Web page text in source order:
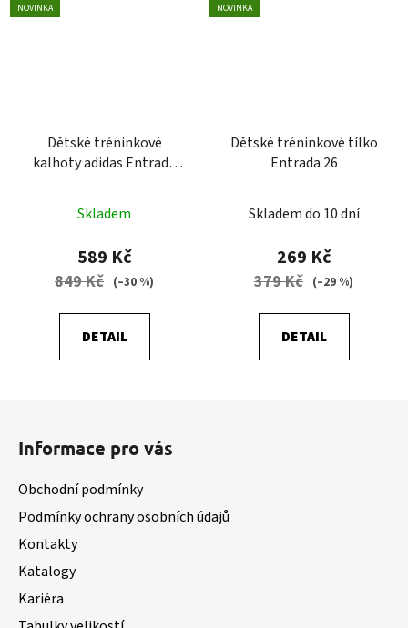
NOVINKA
Dětské tréninkové
kalhoty adidas Entrada
Skladem
589 Kč
849 Kč (–30 %)
DETAIL
NOVINKA
Dětské tréninkové tílko
Entrada 26
Skladem do 10 dní
269 Kč
379 Kč (–29 %)
DETAIL
Informace pro vás
Obchodní podmínky
Podmínky ochrany osobních údajů
Kontakty
Katalogy
Kariéra